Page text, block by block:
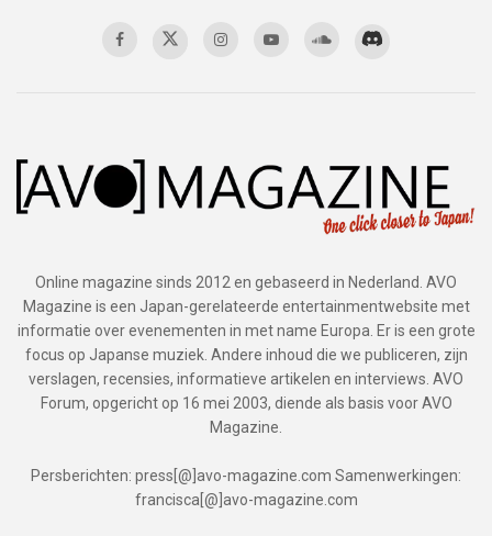
Online magazine sinds 2012 en gebaseerd in Nederland. AVO
Magazine is een Japan-gerelateerde entertainmentwebsite met
informatie over evenementen in met name Europa. Er is een grote
focus op Japanse muziek. Andere inhoud die we publiceren, zijn
verslagen, recensies, informatieve artikelen en interviews. AVO
Forum, opgericht op 16 mei 2003, diende als basis voor AVO
Magazine.
Persberichten: press[@]avo-magazine.com Samenwerkingen:
francisca[@]avo-magazine.com